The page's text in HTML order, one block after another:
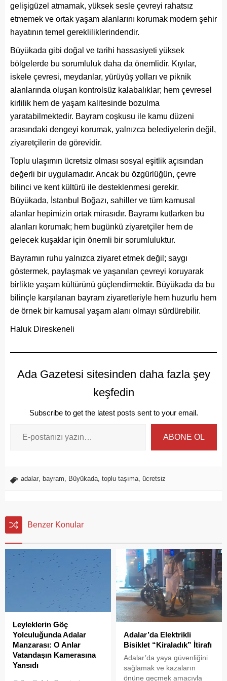
gelişigüzel atmamak, yüksek sesle çevreyi rahatsız
etmemek ve ortak yaşam alanlarını korumak modern şehir
hayatının temel gerekliliklerindendir.
Büyükada gibi doğal ve tarihi hassasiyeti yüksek
bölgelerde bu sorumluluk daha da önemlidir. Kıyılar,
iskele çevresi, meydanlar, yürüyüş yolları ve piknik
alanlarında oluşan kontrolsüz kalabalıklar; hem çevresel
kirlilik hem de yaşam kalitesinde bozulma
yaratabilmektedir. Bayram coşkusu ile kamu düzeni
arasındaki dengeyi korumak, yalnızca belediyelerin değil,
ziyaretçilerin de görevidir.
Toplu ulaşımın ücretsiz olması sosyal eşitlik açısından
değerli bir uygulamadır. Ancak bu özgürlüğün, çevre
bilinci ve kent kültürü ile desteklenmesi gerekir.
Büyükada, İstanbul Boğazı, sahiller ve tüm kamusal
alanlar hepimizin ortak mirasıdır. Bayramı kutlarken bu
alanları korumak; hem bugünkü ziyaretçiler hem de
gelecek kuşaklar için önemli bir sorumluluktur.
Bayramın ruhu yalnızca ziyaret etmek değil; saygı
göstermek, paylaşmak ve yaşanılan çevreyi koruyarak
birlikte yaşam kültürünü güçlendirmektir. Büyükada da bu
bilinçle karşılanan bayram ziyaretleriyle hem huzurlu hem
de örnek bir kamusal yaşam alanı olmayı sürdürebilir.
Haluk Direskeneli
Ada Gazetesi sitesinden daha fazla şey
keşfedin
Subscribe to get the latest posts sent to your email.
ABONE OL
adalar bayram Büyükada toplu taşıma ücretsiz
Benzer Konular
Leyleklerin Göç
Yolculuğunda Adalar
Manzarası: O Anlar
Vatandaşın Kamerasına
Yansıdı
Adalar’da Elektrikli
Bisiklet “Kiraladık” İtirafı
Adalar’da yaya güvenliğini
sağlamak ve kazaların
önüne geçmek amacıyla